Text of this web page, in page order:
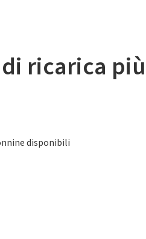
ricarica
disponibili